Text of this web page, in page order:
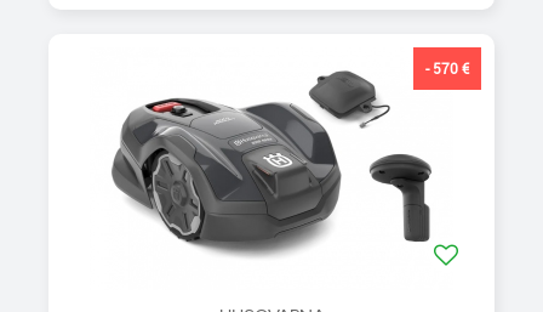
- 570 €